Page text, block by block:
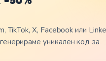
🇦🇱Shqip
TikTok, X, Facebook или
уникален код за